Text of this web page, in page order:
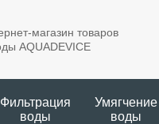
Фильтрация
воды
Умягчение
воды